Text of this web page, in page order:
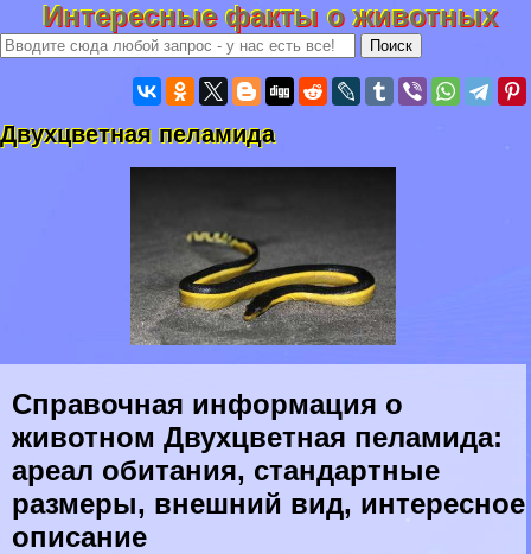
Интересные факты о животных
Двухцветная пеламида
Справочная информация о
животном Двухцветная пеламида:
ареал обитания, стандартные
размеры, внешний вид, интересное
описание